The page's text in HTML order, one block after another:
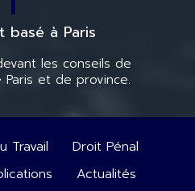
basé à Paris
les conseils de
et de province.
Travail
Droit Pénal
Actualités